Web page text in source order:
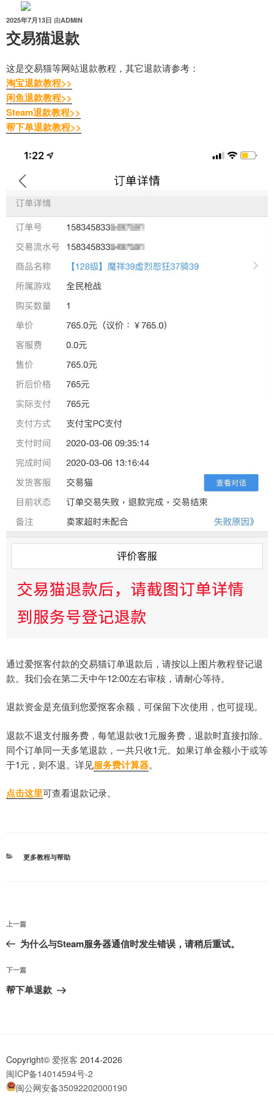
至
内
发
布
于
2025年7月13日 由ADMIN
交易猫退款
这是交易猫等网站退款教程，其它退款请参考：
淘宝退款教程>>
闲鱼退款教程>>
Steam退款教程>>
帮下单退款教程>>
通过爱抠客付款的交易猫订单退款后，请按以上图片教程登记退
款。我们会在第二天中午12:00左右审核，请耐心等待。
退款资金是充值到您爱抠客余额，可保留下次使用，也可提现。
退款不退支付服务费，每笔退款收1元服务费，退款时直接扣除。
同个订单同一天多笔退款，一共只收1元。如果订单金额小于或等
于1元，则不退。详见服务费计算器。
点击这里可查看退款记录。
分
更多教程与帮助
文
导
航
上
一
文
章
上一篇
为什么与Steam服务器通信时发生错误，请稍后重试。
下
一
下一篇
帮下单退款
Copyright© 爱抠客 2014-2026
闽ICP备14014594号-2
闽公网安备35092202000190